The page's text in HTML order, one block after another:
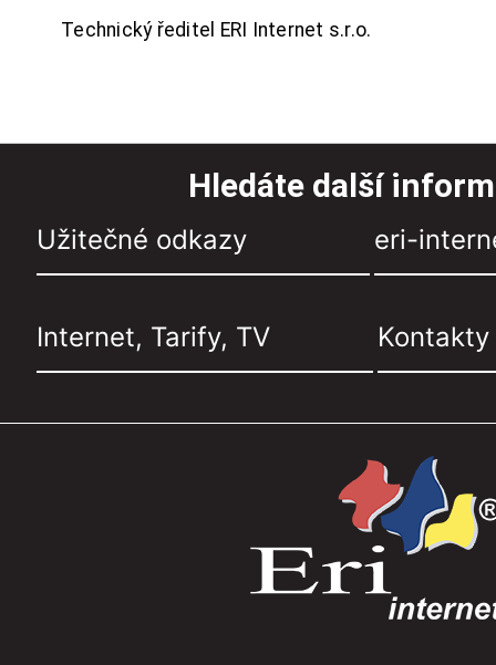
Technický ředitel ERI Internet s.r.o.
Hledáte další
Užitečné odkazy eri-
Internet, Tarify, TV Kontakty